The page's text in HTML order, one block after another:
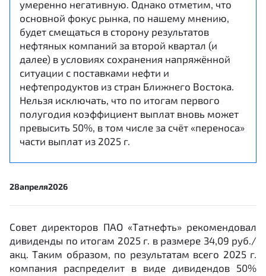
умеренно негативную. Однако отметим, что
основной фокус рынка, по нашему мнению,
будет смещаться в сторону результатов
нефтяных компаний за второй квартал (и
далее) в условиях сохранения напряжённой
ситуации с поставками нефти и
нефтепродуктов из стран Ближнего Востока.
Нельзя исключать, что по итогам первого
полугодия коэффициент выплат вновь может
превысить 50%, в том числе за счёт «переноса»
части выплат из 2025 г.
28апреля2026
Совет директоров ПАО «Татнефть» рекомендовал
дивиденды по итогам 2025 г. в размере 34,09 руб./
акц. Таким образом, по результатам всего 2025 г.
компания распределит в виде дивидендов 50%